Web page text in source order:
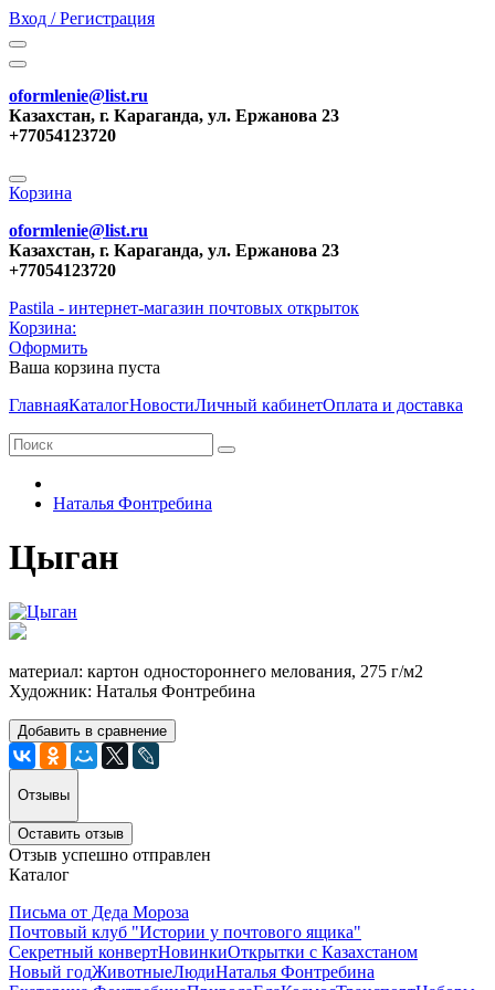
Вход / Регистрация
oformlenie@list.ru
Казахстан, г. Караганда, ул. Ержанова 23
+77054123720
Корзина
oformlenie@list.ru
Казахстан, г. Караганда, ул. Ержанова 23
+77054123720
Pastila - интернет-магазин почтовых открыток
Корзина:
Оформить
Ваша корзина пуста
ГлавнаяКаталогНовостиЛичный кабинетОплата и доставка
Наталья Фонтребина
Цыган
материал: картон одностороннего мелования, 275 г/м2
Художник: Наталья Фонтребина
Добавить в сравнение
Отзывы
Оставить отзыв
Отзыв успешно отправлен
Каталог
Письма от Деда Мороза
Почтовый клуб "Истории у почтового ящика"
Секретный конвертНовинкиОткрытки с Казахстаном
Новый годЖивотныеЛюдиНаталья Фонтребина